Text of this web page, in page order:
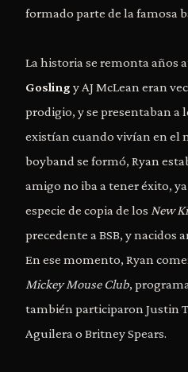
formado parte de la famosa
La historia se remonta años
Gosling y AJ McLean eran
prodigio, y se presentaban a
existían cuando vivían en el
boyband se formó, Ryan
amigo no iba a tener éxito,
especie de copia de los New
precedente a BSB, y nacidos
En ese momento, Ryan
Mickey Mouse Club,
también participaron Justin
Aguilera o Britney Spears.